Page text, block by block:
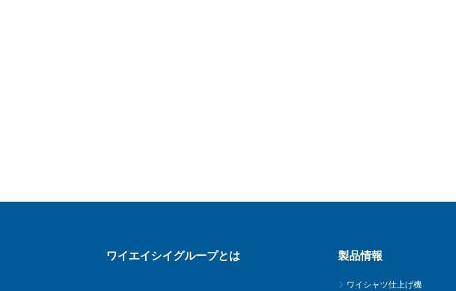
ワイエイシイグループとは 製品情報
ワイシャツ仕上げ機